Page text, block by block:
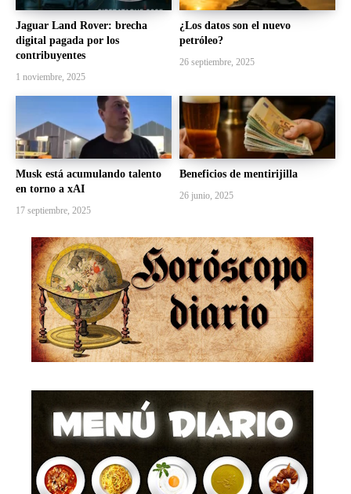
Jaguar Land Rover: brecha
digital pagada por los
contribuyentes
1 noviembre, 2025
¿Los datos son el nuevo
petróleo?
26 septiembre, 2025
Musk está acumulando talento
en torno a xAI
17 septiembre, 2025
Beneficios de mentirijilla
26 junio, 2025